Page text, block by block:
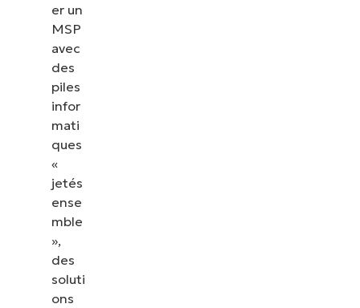
er un
MSP
avec
des
piles
infor
mati
ques
«
jetés
ense
mble
»,
des
soluti
ons